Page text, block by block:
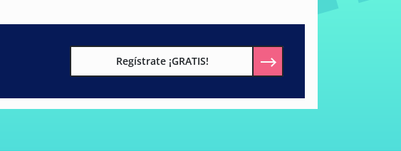
Regístrate ¡GRATIS!